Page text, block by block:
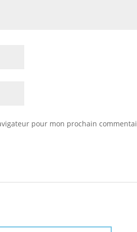
pour mon prochain